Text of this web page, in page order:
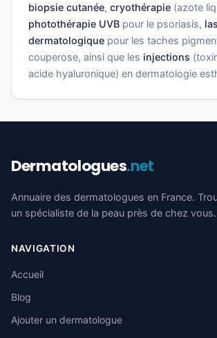
biopsie cutanée, cryothérapie (azote
photothérapie UVB pour le psoriasis,
dermatologique pour les taches
couperose, ainsi que les injections
acide hyaluronique) en dermatologie
Dermatologues.net
Annuaire des dermatologues en France.
un spécialiste de la peau près de chez vous.
NAVIGATION
Accueil
Blog
Ajouter un dermatologue